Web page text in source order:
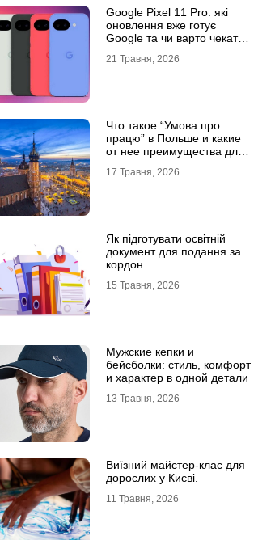
Google Pixel 11 Pro: які
оновлення вже готує
Google та чи варто чекати
21 Травня, 2026
Что такое “Умова про
працю” в Польше и какие
от нее преимущества для
17 Травня, 2026
Як підготувати освітній
документ для подання за
кордон
15 Травня, 2026
Мужские кепки и
бейсболки: стиль, комфорт
и характер в одной детали
13 Травня, 2026
Виїзний майстер-клас для
дорослих у Києві.
11 Травня, 2026